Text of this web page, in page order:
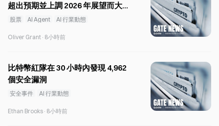
超出預期並上調 2026 年展望而大漲
24%
股票 AI Agent AI 行業動態
Oliver Grant · 8小時前
比特幣紅隊在 30 小時內發現 4,962
個安全漏洞
安全事件 AI 行業動態
Ethan Brooks · 8小時前